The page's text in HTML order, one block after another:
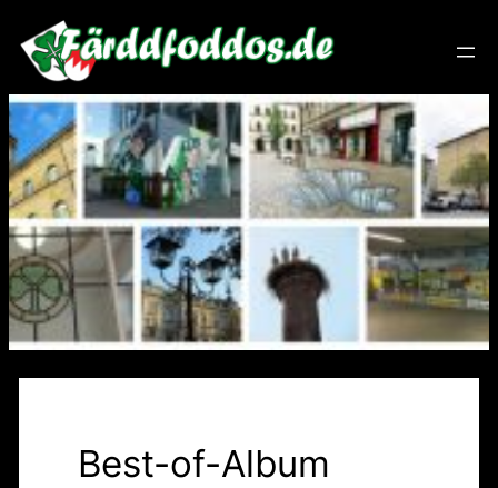
Zum
Inhalt
springen
Best-of-Album